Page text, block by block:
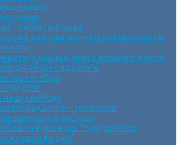
єдності
рівня
і люби свій край
харчування – відповідальність
Українці. Іван Карпенко-Карий
обирає здоров’я
обрії
Fest
нашу свободу
– територія
простору
обласний конкурс “Буктрейлер.
форум”